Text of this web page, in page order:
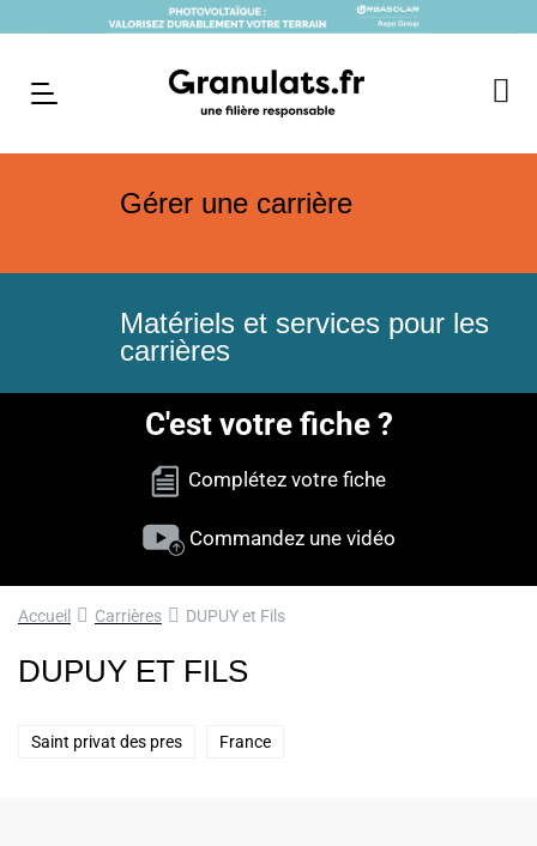
Gérer une carrière
Matériels et services pour les
carrières
C'est votre fiche ?
Complétez votre fiche
Commandez une vidéo
Accueil Carrières DUPUY et Fils
DUPUY ET FILS
Saint privat des pres France